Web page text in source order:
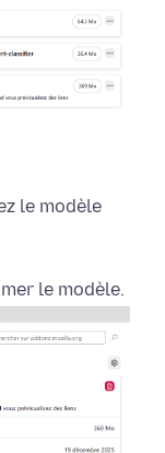
le modèle
le modèle.